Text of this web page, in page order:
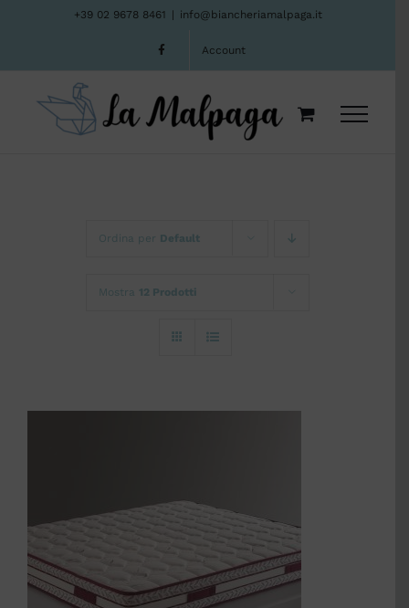
+39 02 9678 8461 info@biancheriamalpaga.it
Account
Ordina per Default
Mostra 12 Prodotti
DETTAGLI